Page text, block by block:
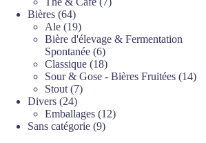
Bières 6464
produits
Ale 1919
produits
Bière d'élevage & Fermentation
Spontanée 66
produits
Classique 1818
produits
Sour & Gose - Bières Fruitées 1414
Stout 77
Divers 2424
produits
Emballages 1212
Sans catégorie 99